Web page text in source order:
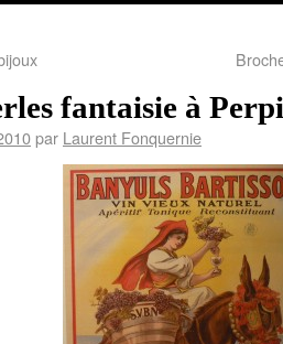
fantaisie à
par Laurent Fonquernie